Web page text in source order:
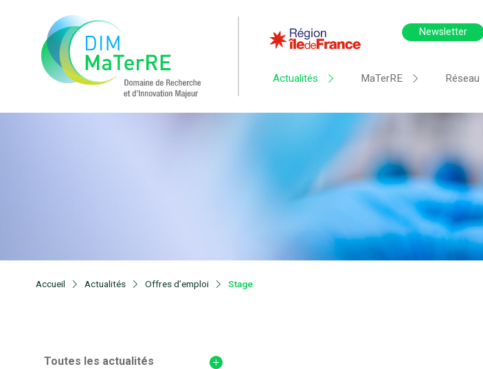
Newsletter
Actualités MaTerRE Réseau
Accueil Actualités Offres d’emploi Stage
Toutes les actualités